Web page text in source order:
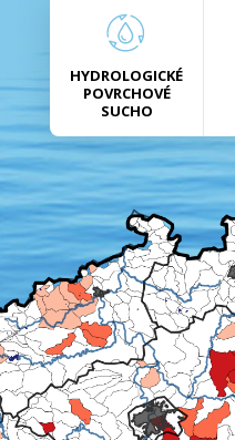
HYDROLOGICKÉ
POVRCHOVÉ
SUCHO